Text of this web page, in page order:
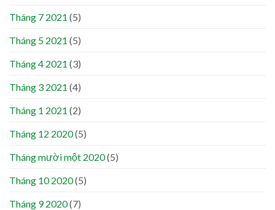
Tháng 7 2021 (5)
Tháng 5 2021 (5)
Tháng 4 2021 (3)
Tháng 3 2021 (4)
Tháng 1 2021 (2)
Tháng 12 2020(5)
Tháng mười một 2020(5)
Tháng 10 2020(5)
Tháng 9 2020(7)